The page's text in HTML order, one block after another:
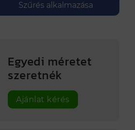
Szűrés alkalmazása
Egyedi méretet
szeretnék
Ajánlat kérés